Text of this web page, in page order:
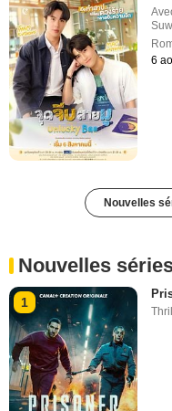
6
Nouvelles
Nouvelles
1